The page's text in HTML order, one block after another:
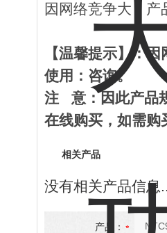
因网络竞争大，
【温馨提示】：
使用 ： 咨询。
注
意：因此产品
在线购买，如需购
相关产品
没有相关产品信息
产品：